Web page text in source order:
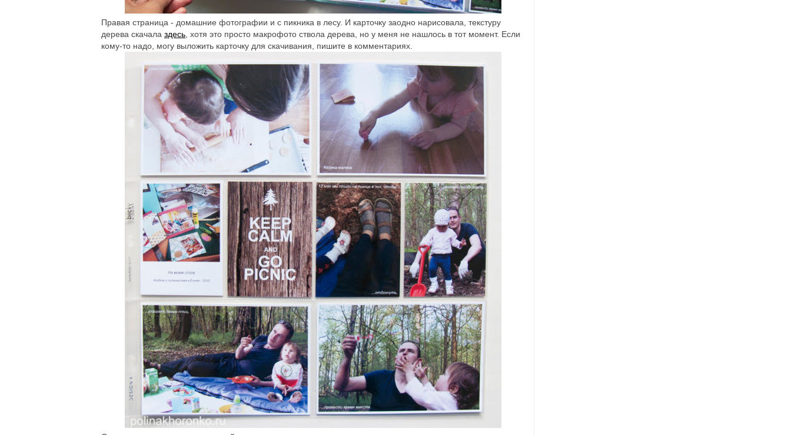
Правая страница - домашние фотографии и с пикника в лесу. И карточку заодно нарисовала, текстуру
дерева скачала здесь , хотя это просто макрофото ствола дерева, но у меня не нашлось в тот момент. Если
кому-то надо, могу выложить карточку для скачивания, пишите в комментариях.